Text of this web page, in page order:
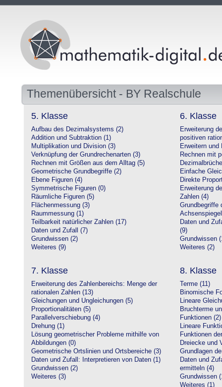
Themenübersicht - BY Realschule
5. Klasse
Aufbau des Dezimalsystems (2)
Addition und Subtraktion (1)
Multiplikation und Division (3)
Verknüpfung der Grundrechenarten (3)
Rechnen mit Größen aus dem Alltag (5)
Geometrische Grundbegriffe (2)
Ebene Figuren (4)
Symmetrische Figuren (0)
Räumliche Figuren (5)
Flächenmessung (3)
Raummessung (1)
Teilbarkeit natürlicher Zahlen (17)
Daten und Zufall (7)
Grundwissen (2)
Weiteres (9)
6. Klasse
Erweiterung
positiven
Erweitern und
Rechnen mit
Einfache
Direkte
Erweiterung
Zahlen (4)
Grundbegriffe
Daten und
(9)
Grundwissen
Weiteres (2)
7. Klasse
Erweiterung des Zahlenbereichs: Menge der
rationalen Zahlen (13)
Gleichungen und Ungleichungen (5)
Proportionalitäten (5)
Parallelverschiebung (4)
Drehung (1)
Lösung geometrischer Probleme mithilfe von
Abbildungen (0)
Geometrische Ortslinien und Ortsbereiche (3)
Daten und Zufall: Interpretieren von Daten (1)
Grundwissen (2)
Weiteres (3)
8. Klasse
Terme (11)
Binomische
Lineare
Bruchterme
Funktionen (2)
Lineare
Funktionen
Dreiecke und
Grundlagen
Daten und
ermitteln (4)
Grundwissen
Weiteres (1)